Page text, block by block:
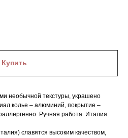
Купить
необычной текстуры, украшено
колье – алюминий, покрытие –
Ручная работа. Италия.
славятся высоким качеством,